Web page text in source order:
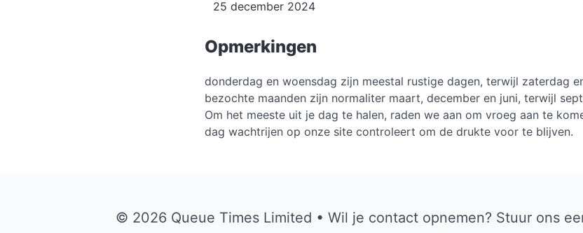
25 december 2024
Opmerkingen
donderdag en woensdag zijn meestal rustige dagen, terwijl zaterdag
bezochte maanden zijn normaliter maart, december en juni, terwijl
Om het meeste uit je dag te halen, raden we aan om vroeg aan te
dag wachtrijen op onze site controleert om de drukte voor te blijven.
© 2026 Queue Times Limited • Wil je contact opnemen? Stuur ons